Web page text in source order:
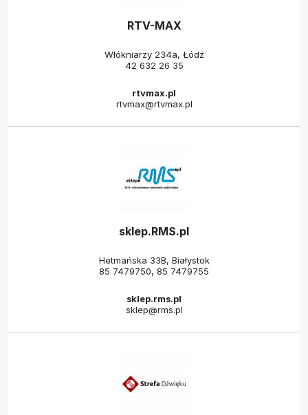
RTV-MAX
Włókniarzy 234a, Łódź
42 632 26 35
rtvmax.pl
rtvmax@rtvmax.pl
sklep.RMS.pl
Hetmańska 33B, Białystok
85 7479750, 85 7479755
sklep.rms.pl
sklep@rms.pl